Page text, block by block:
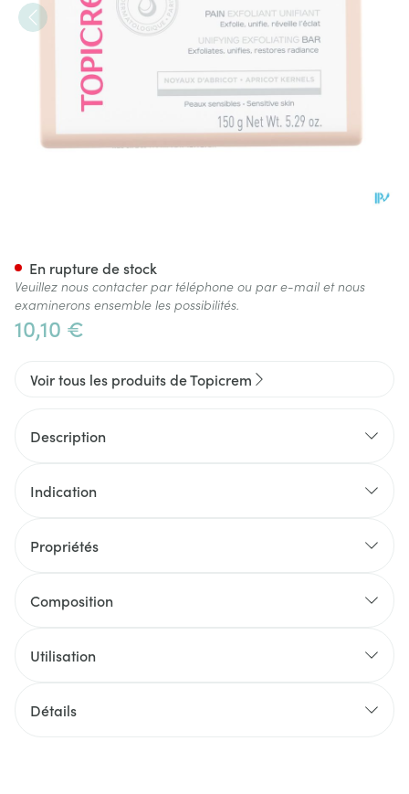
10,10 €
En rupture de stock
Veuillez nous contacter par téléphone ou par e-mail et nous
examinerons ensemble les possibilités.
Voir tous les produits de Topicrem
Description
Indication
Propriétés
Composition
Utilisation
Détails